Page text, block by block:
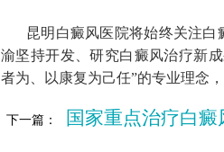
昆明白癜风医院将始终关注
渝坚持开发、研究白癜风治疗新
者为、以康复为己任”的专业理念
下一篇： 国家重点治疗白癜